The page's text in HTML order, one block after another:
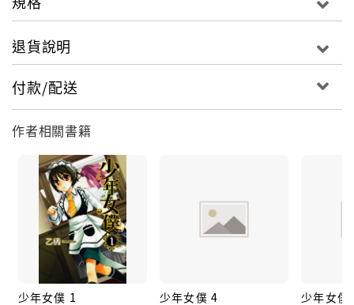
退貨說明
付款/配送
作者相關書籍
少年女僕 1 少年女僕 4 少年女僕